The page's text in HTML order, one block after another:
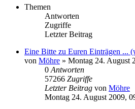
Themen
Antworten
Zugriffe
Letzter Beitrag
Eine Bitte zu Euren Einträgen ...
von Möhre » Montag 24. August
0 Antworten
57266 Zugriffe
Letzter Beitrag von Möhre
Montag 24. August 2009,